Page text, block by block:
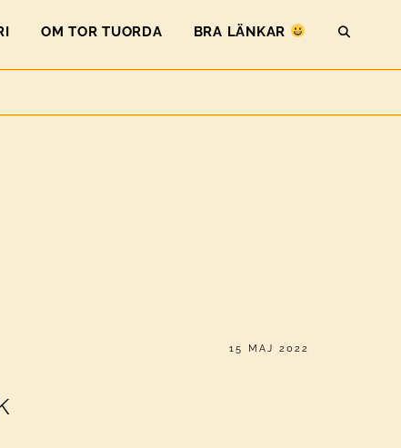
OM TOR TUORDA BRA LÄNKAR
PUBLICERAT
15 MAJ 2022